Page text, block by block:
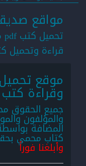
مواقع
تحميل كتب pdf مجانا
قراءة وتحميل
وقراءة كتب pdf أونلاين:
جميع الحقوق
والمؤلفون
المضافة
كتاب محمي
وأبلغنا فوراً